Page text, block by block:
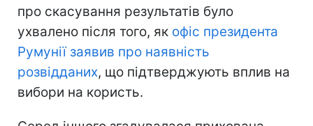
про скасування результатів було
ухвалено після того, як офіс президента
Румунії заявив про наявність
розвідданих, що підтверджують вплив на
вибори на користь.